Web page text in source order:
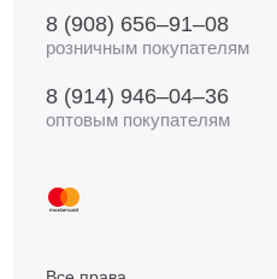
8 (908) 656–91–08
розничным покупателям
8 (914) 946–04–36
оптовым покупателям